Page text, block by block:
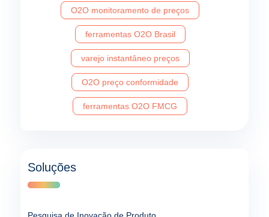
O2O monitoramento de preços
ferramentas O2O Brasil
varejo instantâneo preços
O2O preço conformidade
ferramentas O2O FMCG
Soluções